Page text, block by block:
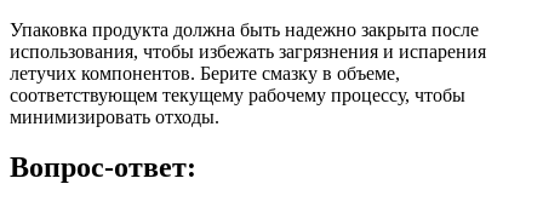
Упаковка продукта должна быть надежно закрыта после
использования, чтобы избежать загрязнения и испарения
летучих компонентов. Берите смазку в объеме,
соответствующем текущему рабочему процессу, чтобы
минимизировать отходы.
Вопрос-ответ: